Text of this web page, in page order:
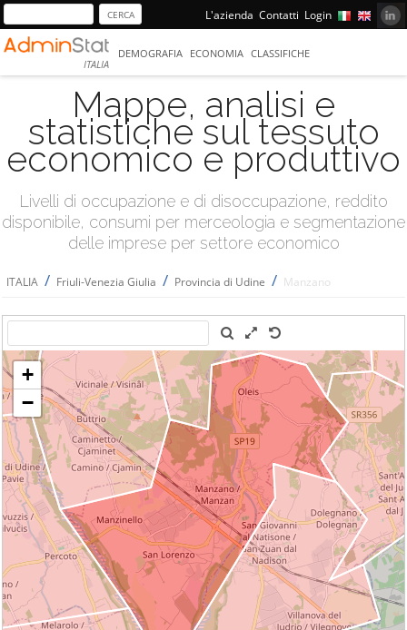
L'azienda Contatti Login
ITALIA
DEMOGRAFIA ECONOMIA CLASSIFICHE
Mappe, analisi e
statistiche sul tessuto
economico e produttivo
Livelli di occupazione e di disoccupazione, reddito
disponibile, consumi per merceologia e segmentazione
delle imprese per settore economico
ITALIA / Friuli-Venezia Giulia / Provincia di Udine / Manzano